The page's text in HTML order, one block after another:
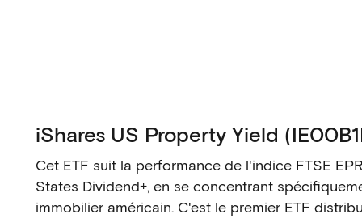
iShares US Property Yield
Cet ETF suit la performance de l'indice FTSE
States Dividend+, en se concentrant
immobilier américain. C'est le premier ETF